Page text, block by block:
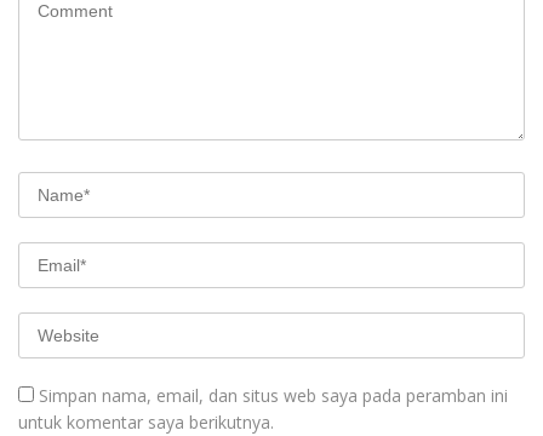
Simpan nama, email, dan situs web saya pada peramban ini
untuk komentar saya berikutnya.